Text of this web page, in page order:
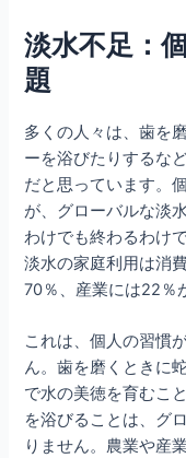
淡水不足：
題
多くの人々は、歯を
ーを浴びたりするな
だと思っています。
が、グローバルな淡
わけでも終わるわけ
淡水の家庭利用は消
70％、産業には22％
これは、個人の習慣
ん。歯を磨くときに
で水の美徳を育むこ
を浴びることは、グ
りません。農業や産